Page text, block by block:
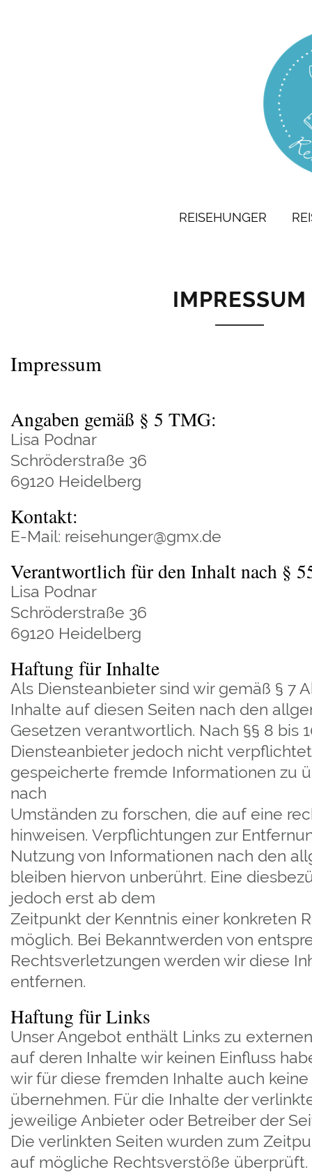
REISEHUNGER
IMPRESSUM
Impressum
Angaben gemäß § 5 TMG:
Lisa Podnar
Schröderstraße 36
69120 Heidelberg
Kontakt:
E-Mail: reisehunger@gmx.de
Verantwortlich für den Inhalt nach §
Lisa Podnar
Schröderstraße 36
69120 Heidelberg
Haftung für Inhalte
Als Diensteanbieter sind wir gemäß § 7
Inhalte auf diesen Seiten nach den
Gesetzen verantwortlich. Nach §§ 8 bis
Diensteanbieter jedoch nicht
gespeicherte fremde Informationen zu
nach
Umständen zu forschen, die auf eine
hinweisen. Verpflichtungen zur
Nutzung von Informationen nach den
bleiben hiervon unberührt. Eine
jedoch erst ab dem
Zeitpunkt der Kenntnis einer konkreten
möglich. Bei Bekanntwerden von
Rechtsverletzungen werden wir diese
entfernen.
Haftung für Links
Unser Angebot enthält Links zu
auf deren Inhalte wir keinen Einfluss
wir für diese fremden Inhalte auch keine
übernehmen. Für die Inhalte der
jeweilige Anbieter oder Betreiber der
Die verlinkten Seiten wurden zum
auf mögliche Rechtsverstöße